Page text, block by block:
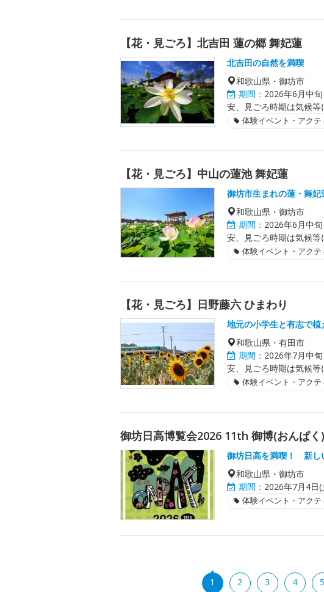
【花・見ごろ】北吉田 蓮の郷 舞妃蓮
北吉田の自然を満喫
和歌山県・御坊市
期間： 2026年6月中
安、見ごろ時期は気候等
体験イベント・アクテ
【花・見ごろ】中山の蓮池 舞妃蓮
御坊市生まれの蓮・舞妃
和歌山県・御坊市
期間： 2026年6月中
安、見ごろ時期は気候等
体験イベント・アクテ
【花・見ごろ】日野藤六 ひまわり
地元の小学生と有志で植
和歌山県・有田市
期間： 2026年7月中
安、見ごろ時期は気候等
体験イベント・アクテ
御坊日高博覧会2026 11th 御博(おんぱく)
御坊日高を満喫！ 新し
和歌山県・御坊市
期間： 2026年7月4日
体験イベント・アクテ
1 2 3 4 5